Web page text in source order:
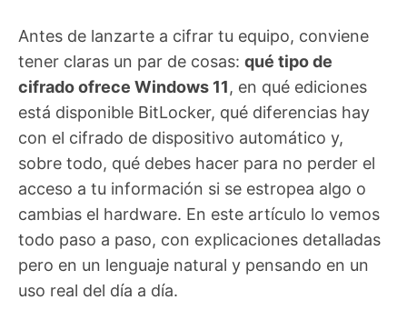
Antes de lanzarte a cifrar tu equipo, conviene
tener claras un par de cosas: qué tipo de
cifrado ofrece Windows 11, en qué ediciones
está disponible BitLocker, qué diferencias hay
con el cifrado de dispositivo automático y,
sobre todo, qué debes hacer para no perder el
acceso a tu información si se estropea algo o
cambias el hardware. En este artículo lo vemos
todo paso a paso, con explicaciones detalladas
pero en un lenguaje natural y pensando en un
uso real del día a día.